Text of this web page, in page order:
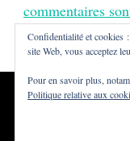
commentaires
Tous droits réservés
Confidentialité et cookies
site Web, vous acceptez
Pour en savoir plus,
Politique relative aux